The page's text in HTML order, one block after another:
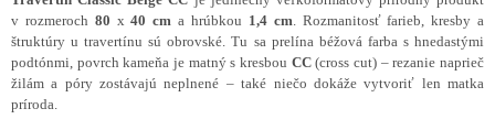
v rozmeroch 80 x40 cm a hrúbkou 1,4 cm. Rozmanitosť farieb, kresby a
štruktúry u travertínu sú obrovské. Tu sa prelína béžová farba s hnedastými
podtónmi, povrch kameňa je matný s kresbou CC(cross cut) – rezanie naprieč
žilám a póry zostávajú neplnené – také niečo dokáže vytvoriť len matka
príroda.